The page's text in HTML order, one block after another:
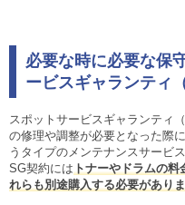
必要な時に必要な保
ービスギャランティ
スポットサービスギャランティ
の修理や調整が必要となった際
うタイプのメンテナンスサービス
SG契約には トナーやドラムの
れらも別途購入する必要がありま